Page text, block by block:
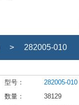
> 282005-010
型号：
282005-010
数量：
38129